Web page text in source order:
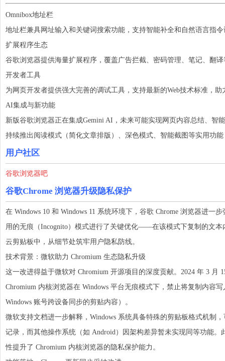
Omnibox地址栏
地址栏兼具网址输入和关键词搜索功能，支持智能补全和自然语言指
扩展程序生态
谷歌浏览器提供海量扩展程序，覆盖广告拦截、密码管理、笔记、翻
开发者工具
为网页开发者提供强大完善的调试工具，支持最新的Web技术标准，助
AI集成与新功能
新版谷歌浏览器正在集成Gemini AI，未来可能实现网页内容总结、智
持续推出阅读模式（简化文章排版）、深色模式、智能截图等实用功
用户社区
谷歌浏览器吧
谷歌Chrome 浏览器升级隐私保护
在 Windows 10 和 Windows 11 系统环境下，谷歌 Chrome 浏览器进一
用的无痕（Incognito）模式进行了关键优化——在该模式下复制的文
云剪贴板中，从细节处筑牢用户隐私防线。
技术背景：微软助力 Chromium 生态隐私升级
这一改进得益于微软对 Chromium 开源项目的深度贡献。2024 年 3 月
Chromium 内核浏览器在 Windows 平台无痕模式下，禁止将复制内容
Windows 账号跨设备同步的剪贴内容）。
微软支持文档进一步解释，Windows 系统具备特殊的剪贴板格式机制
记录，而其他操作系统（如 Android）因架构差异暂未实现同等功能。
性提升了 Chromium 内核浏览器的隐私保护能力。